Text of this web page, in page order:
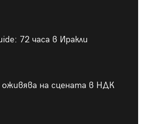
72 часа в Иракли
оживява на сцената в НДК